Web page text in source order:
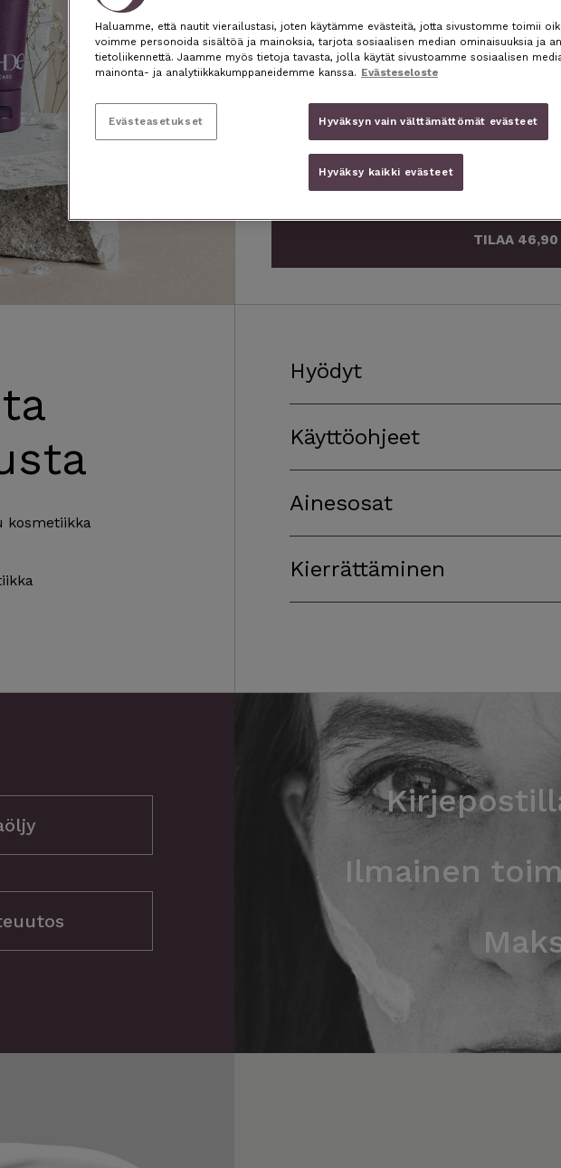
Next
slide 46,90 / 3 KK 93,80 / 6 KK
Kermaisen täyteläinen koostumus hoitaa
uudistaen. Luonnonöljyt, kasviuutteet ja
voiteesta täydellisen valinnan kaikille
kaipaavalle iholle. Sopii erinomaisesti
TILAA
kosmetiikka
Hyödyt
Käyttöohjeet
Ainesosat
Kierrättäminen
Ilmainen
Haluamme, että nautit vierailustasi, joten käytämme evästeitä, jotta sivustomme toimii
voimme personoida sisältöä ja mainoksia, tarjota sosiaalisen median ominaisuuksia ja
tietoliikennettä. Jaamme myös tietoja tavasta, jolla käytät sivustoamme sosiaalisen
mainonta- ja analytiikkakumppaneidemme kanssa. Evästeseloste
Hyväksyn vain välttämättömät evästeet
Hyväksy kaikki evästeet
Evästeasetukset